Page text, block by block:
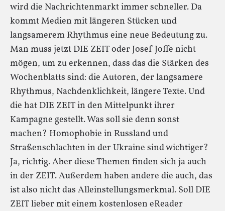
wird die Nachrichtenmarkt immer schneller. Da
kommt Medien mit längeren Stücken und
langsamerem Rhythmus eine neue Bedeutung zu.
Man muss jetzt DIE ZEIT oder Josef Joffe nicht
mögen, um zu erkennen, dass das die Stärken des
Wochenblatts sind: die Autoren, der langsamere
Rhythmus, Nachdenklichkeit, längere Texte. Und
die hat DIE ZEIT in den Mittelpunkt ihrer
Kampagne gestellt. Was soll sie denn sonst
machen? Homophobie in Russland und
Straßenschlachten in der Ukraine sind wichtiger?
Ja, richtig. Aber diese Themen finden sich ja auch
in der ZEIT. Außerdem haben andere die auch, das
ist also nicht das Alleinstellungsmerkmal. Soll DIE
ZEIT lieber mit einem kostenlosen eReader